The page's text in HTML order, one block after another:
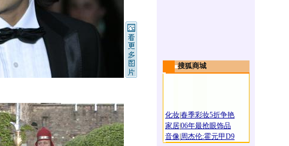
搜狐商城
化妆春季彩妆5折争艳
家居06年最抢眼饰品
音像 周杰伦:霍元甲D9